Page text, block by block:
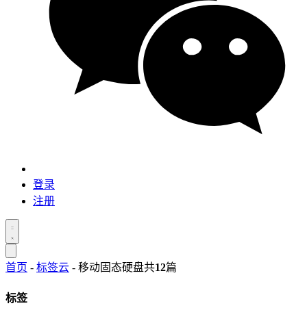
登录
注册
首页 - 标签云 - 移动固态硬盘共12篇
标签